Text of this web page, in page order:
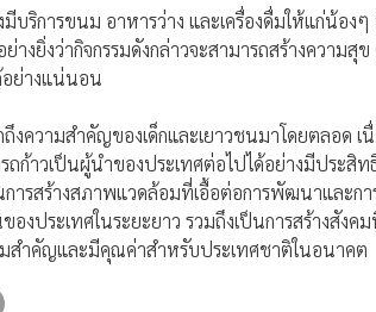
บริการขนม อาหารว่าง และเครื่องดื่มให้แก่น้อง
างยิ่งว่ากิจกรรมดังกล่าวจะสามารถสร้างความ
อย่างแน่นอน
ความสำคัญของเด็กและเยาวชนมาโดยตลอด
ก้าวเป็นผู้นำของประเทศต่อไปได้อย่างมีประสิท
ารสร้างสภาพแวดล้อมที่เอื้อต่อการพัฒนาและกา
งประเทศในระยะยาว รวมถึงเป็นการสร้างสัง
มสำคัญและมีคุณค่าสำหรับประเทศชาติในอนาคต